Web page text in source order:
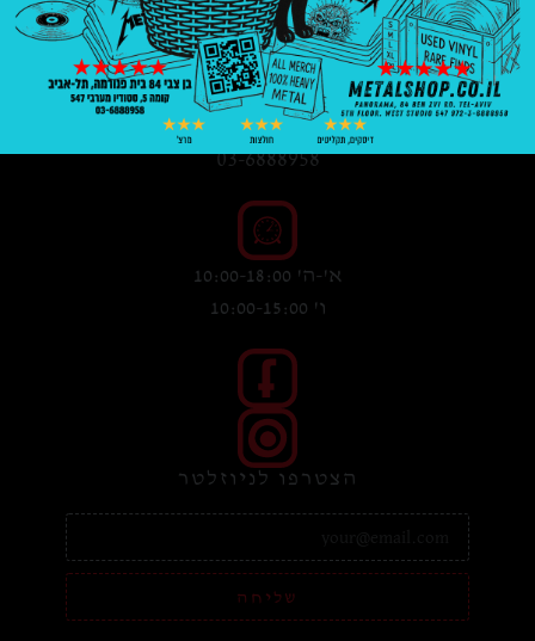
בניין פנורמה, בן צבי 84, ת"א קומה 5, סטודיו
547
03-6888958
א'-ה' 10:00-18:00
ו' 10:00-15:00
הצטרפו לניוזלטר
שליחה